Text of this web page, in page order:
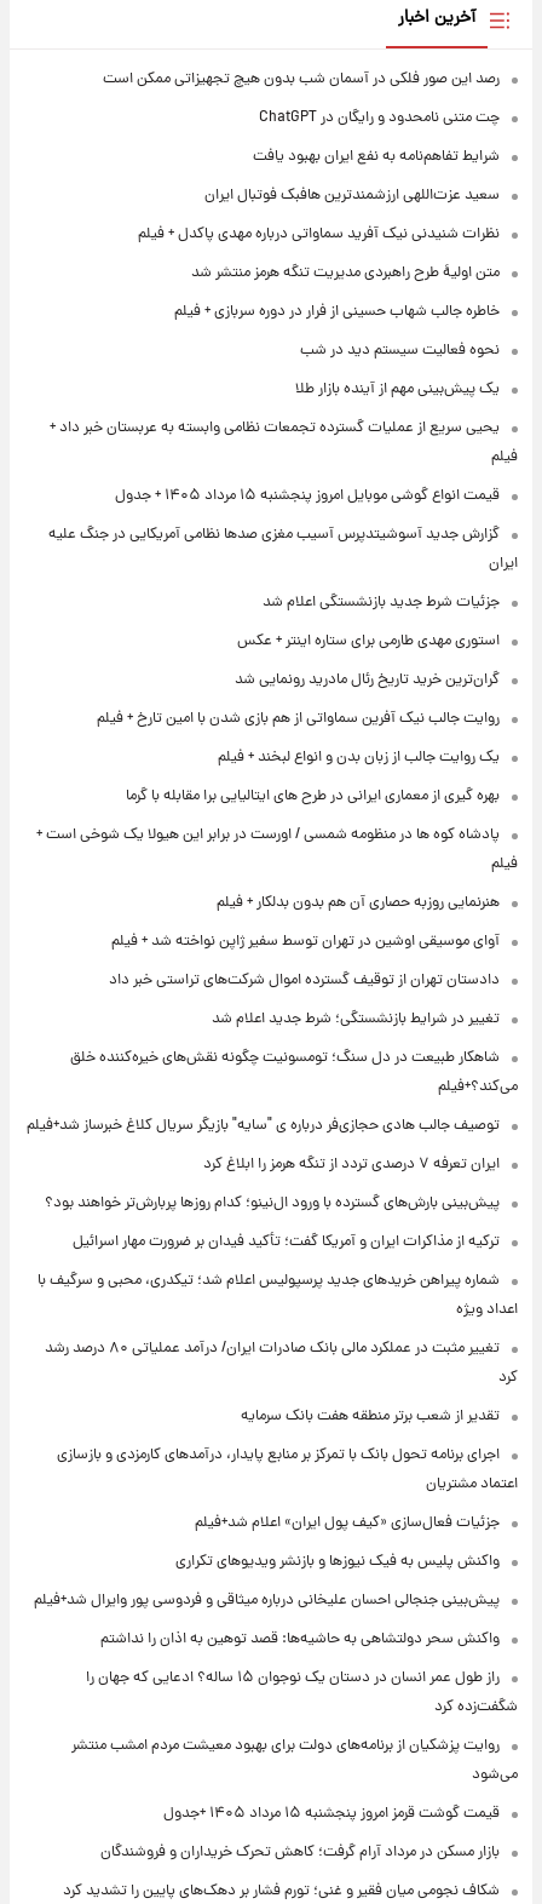
آخرین اخبار
رصد این صور فلکی در آسمان شب بدون هیچ تجهیزاتی ممکن است
چت متنی نامحدود و رایگان در ChatGPT
شرایط تفاهم‌نامه به نفع ایران بهبود یافت
سعید عزت‌اللهی ارزشمندترین هافبک فوتبال ایران
نظرات شنیدنی نیک آفرید سماواتی درباره مهدی پاکدل + فیلم
متن اولیۀ طرح راهبردی مدیریت تنگه هرمز منتشر شد
خاطره جالب شهاب حسینی از فرار در دوره سربازی + فیلم
نحوه فعالیت سیستم دید در شب
یک پیش‌بینی مهم از آینده بازار طلا
یحیی سریع از عملیات گسترده تجمعات نظامی وابسته به عربستان خبر داد +
فیلم
قیمت انواع گوشی موبایل امروز پنجشنبه ۱۵ مرداد ۱۴۰۵ + جدول
گزارش جدید آسوشیتدپرس آسیب مغزی صدها نظامی آمریکایی در جنگ علیه
ایران
جزئیات شرط جدید بازنشستگی اعلام شد
استوری مهدی طارمی برای ستاره اینتر + عکس
گران‌ترین خرید تاریخ رئال مادرید رونمایی شد
روایت جالب نیک آفرین سماواتی از هم بازی شدن با امین تارخ + فیلم
یک روایت جالب از زبان بدن و انواع لبخند + فیلم
بهره گیری از معماری ایرانی در طرح های ایتالیایی برا مقابله با گرما
پادشاه کوه ها در منظومه شمسی / اورست در برابر این هیولا یک شوخی است +
فیلم
هنرنمایی روزبه حصاری آن هم بدون بدلکار + فیلم
آوای موسیقی اوشین در تهران توسط سفیر ژاپن نواخته شد + فیلم
دادستان تهران از توقیف گسترده اموال شرکت‌های تراستی خبر داد
تغییر در شرایط بازنشستگی؛ شرط جدید اعلام شد
شاهکار طبیعت در دل سنگ؛ تومسونیت چگونه نقش‌های خیره‌کننده خلق
می‌کند؟+فیلم
توصیف جالب هادی حجازی‌فر درباره ی "سایه" بازیگر سریال کلاغ خبرساز شد+فیلم
ایران تعرفه ۷ درصدی تردد از تنگه هرمز را ابلاغ کرد
پیش‌بینی بارش‌های گسترده با ورود ال‌نینو؛ کدام روزها پربارش‌تر خواهند بود؟
ترکیه از مذاکرات ایران و آمریکا گفت؛ تأکید فیدان بر ضرورت مهار اسرائیل
شماره پیراهن خریدهای جدید پرسپولیس اعلام شد؛ تیکدری، محبی و سرگیف با
اعداد ویژه
تغییر مثبت در عملکرد مالی بانک صادرات ایران/ درآمد عملیاتی ۸۰ درصد رشد
کرد
تقدیر از شعب برتر منطقه هفت بانک سرمایه
اجرای برنامه تحول بانک با تمرکز بر منابع پایدار، درآمدهای کارمزدی و بازسازی
اعتماد مشتریان
جزئیات فعال‌سازی «کیف پول ایران» اعلام شد+فیلم
واکنش پلیس به فیک نیوزها و بازنشر ویدیوهای تکراری
پیش‌بینی جنجالی احسان علیخانی درباره میثاقی و فردوسی پور وایرال شد+فیلم
واکنش سحر دولتشاهی به حاشیه‌ها: قصد توهین به اذان را نداشتم
راز طول عمر انسان در دستان یک نوجوان ۱۵ ساله؟ ادعایی که جهان را
شگفت‌زده کرد
روایت پزشکیان از برنامه‌های دولت برای بهبود معیشت مردم امشب منتشر
می‌شود
قیمت گوشت قرمز امروز پنجشنبه ۱۵ مرداد ۱۴۰۵ +جدول
بازار مسکن در مرداد آرام گرفت؛ کاهش تحرک خریداران و فروشندگان
شکاف نجومی میان فقیر و غنی؛ تورم فشار بر دهک‌های پایین را تشدید کرد